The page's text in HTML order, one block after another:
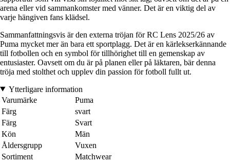
arena eller vid sammankomster med vänner. Det är en viktig del av
varje hängiven fans klädsel.
Sammanfattningsvis är den externa tröjan för RC Lens 2025/26 av
Puma mycket mer än bara ett sportplagg. Det är en kärlekserkännande
till fotbollen och en symbol för tillhörighet till en gemenskap av
entusiaster. Oavsett om du är på planen eller på läktaren, bär denna
tröja med stolthet och upplev din passion för fotboll fullt ut.
Ytterligare information
Varumärke
Puma
Färg
svart
Färg
Svart
Kön
Män
Åldersgrupp
Vuxen
Sortiment
Matchwear